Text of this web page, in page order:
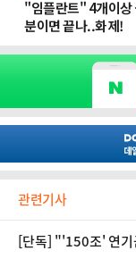
관련기사
[단독] "'150조' 연기